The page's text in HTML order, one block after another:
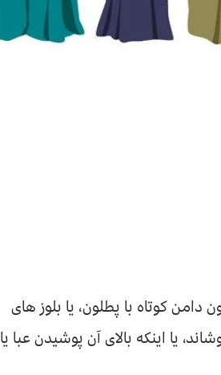
کوتاه با پطلون، يا بلوز های
یا اینکه بالای آن پوشيدن عبا یا